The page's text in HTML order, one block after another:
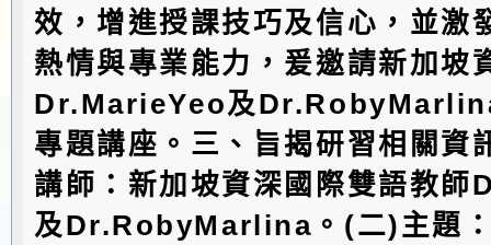
效，增進授課技巧及信心，並激
熱情與專業能力，爰邀請新加坡
Dr.MarieYeo及
專題講座。三、旨揭研習相關資
講師：新加坡資深國際雙語教
及Dr.RobyMarlina。(二)主題